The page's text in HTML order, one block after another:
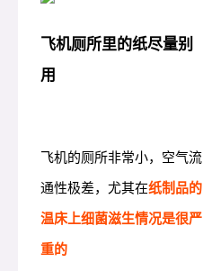
飞机厕所里的纸尽量别
用
飞机的厕所非常小，空气流
通性极差，尤其在纸制品的
温床上细菌滋生情况是很严
重的